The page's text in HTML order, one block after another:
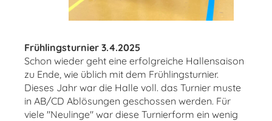
Frühlingsturnier 3.4.2025
Schon wieder geht eine erfolgreiche Hallensaison
zu Ende, wie üblich mit dem Frühlingsturnier.
Dieses Jahr war die Halle voll. das Turnier muste
in AB/CD Ablösungen geschossen werden. Für
viele "Neulinge" war diese Turnierform ein wenig